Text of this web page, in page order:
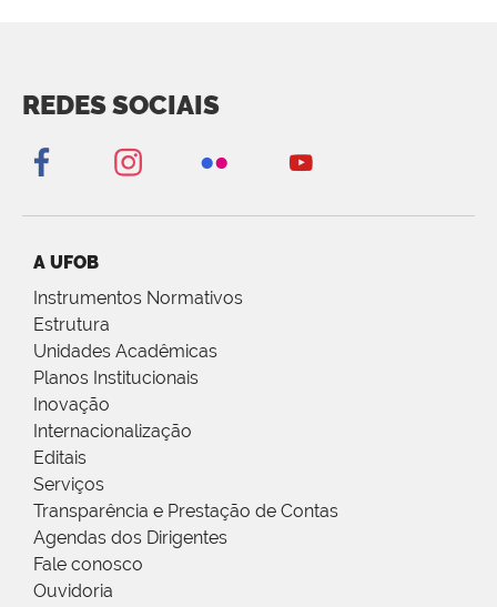
REDES SOCIAIS
A UFOB
Instrumentos Normativos
Estrutura
Unidades Acadêmicas
Planos Institucionais
Inovação
Internacionalização
Editais
Serviços
Transparência e Prestação de Contas
Agendas dos Dirigentes
Fale conosco
Ouvidoria